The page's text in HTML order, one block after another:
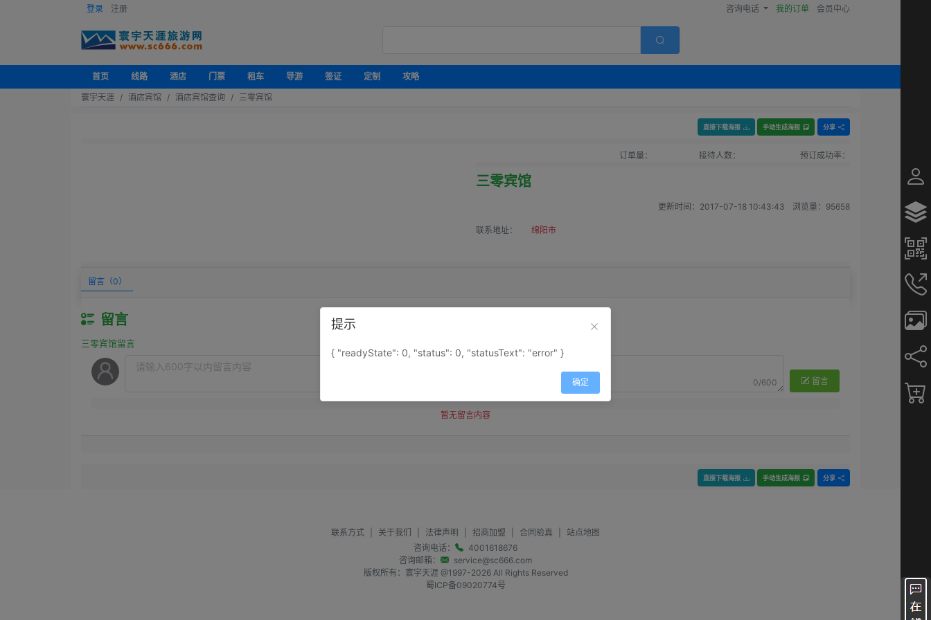
登录 注册 咨询电话 我的订单 会员中心
首页 线路 酒店 门票 租车 导游 签证 定制
攻略
寰宇天涯
酒店宾馆 酒店宾馆查询 三零宾馆
直接下载海报 手动生成海报 分享
订单量： 接待人数： 预订成功率：
三零宾馆
更新时间： 2017-07-18 10:43:43 浏览量： 95658
联系地址： 绵阳市
留言（0）
留言
三零宾馆留言
0/600 留言
暂无留言内容
直接下载海报 手动生成海报 分享
联系方式 关于我们 法律声明 招商加盟 合同验真
站点地图
咨询电话：
4001618676
咨询邮箱：
service@sc666.com
版权所有：寰宇天涯 @1997-2026All Rights Reserved
蜀ICP备09020774号
提示
{ "readyState": 0, "status": 0, "statusText": "error" }
确定